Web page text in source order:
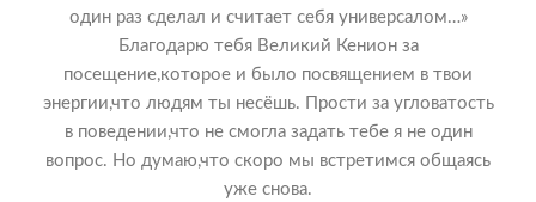
один раз сделал и считает себя универсалом…»
Благодарю тебя Великий Кенион за
посещение,которое и было посвящением в твои
энергии,что людям ты несёшь. Прости за угловатость
в поведении,что не смогла задать тебе я не один
вопрос. Но думаю,что скоро мы встретимся общаясь
уже снова.